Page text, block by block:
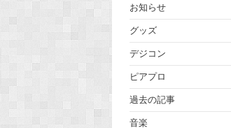
お知らせ
グッズ
デジコン
ピアプロ
過去の記事
音楽